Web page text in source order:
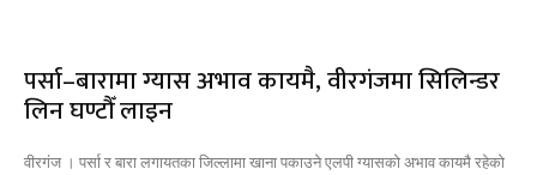
पर्सा–बारामा ग्यास अभाव कायमै, वीरगंजमा सिलिन्डर
लिन घण्टौँ लाइन
वीरगंज । पर्सा र बारा लगायतका जिल्लामा खाना पकाउने एलपी ग्यासको अभाव कायमै रहेको